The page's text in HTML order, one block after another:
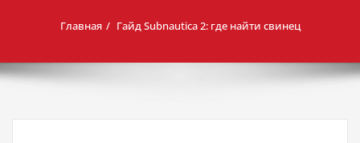
Главная Гайд Subnautica 2: где найти свинец